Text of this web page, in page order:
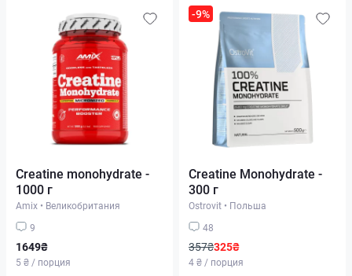
Creatine monohydrate -
1000 г
Amix • Великобритания
9
1649₴
5 ₴ / порция
-9%
Creatine Monohydrate -
300 г
Ostrovit • Польша
48
357₴325₴
4 ₴ / порция